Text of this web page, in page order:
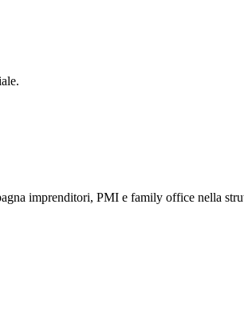
imprenditori, PMI e family office nella